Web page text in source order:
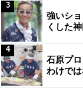
強いシ
くした
3
石原プ
わけで
4